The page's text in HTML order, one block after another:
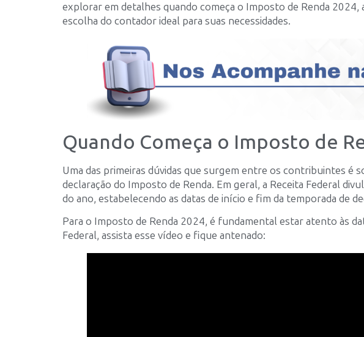
explorar em detalhes quando começa o Imposto de Renda 2024,
escolha do contador ideal para suas necessidades.
Quando Começa o Imposto de
Uma das primeiras dúvidas que surgem entre os contribuintes é
declaração do Imposto de Renda. Em geral, a Receita Federal
do ano, estabelecendo as datas de início e fim da temporada de
Para o Imposto de Renda 2024, é fundamental estar atento às
Federal, assista esse vídeo e fique antenado: